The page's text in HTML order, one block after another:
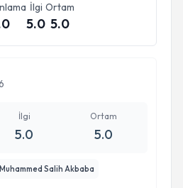
İlgi
5.0
Ortam
5.0
İlgi
5.0
Ortam
5.0
Muhammed Salih Akbaba